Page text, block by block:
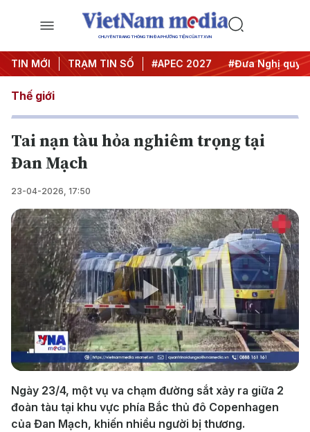
CHUYÊN TRANG THÔNG TIN ĐA PHƯƠNG TIỆN CỦA TTXVN
TIN MỚI TRẠM TIN SỐ
#Hội nghị Trung ương 3 #APEC 2027 #Đưa Nghị quyết
Thế giới
Tai nạn tàu hỏa nghiêm trọng tại
Đan Mạch
23-04-2026, 17:50
Play
Video
Ngày 23/4, một vụ va chạm đường sắt xảy ra giữa 2
đoàn tàu tại khu vực phía Bắc thủ đô Copenhagen
của Đan Mạch, khiến nhiều người bị thương.